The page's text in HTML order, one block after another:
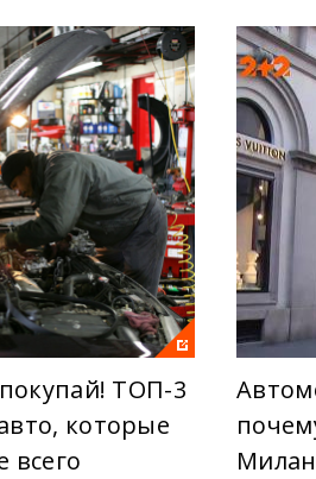
на сайте.
эмоций, больше
ТОП-3
которые
всего